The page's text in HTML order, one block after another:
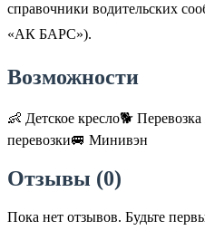
справочники водительских
«АК БАРС»).
Возможности
👶 Детское кресло🐕
перевозки🚐 Минивэн
Отзывы (0)
Пока нет отзывов. Будьте